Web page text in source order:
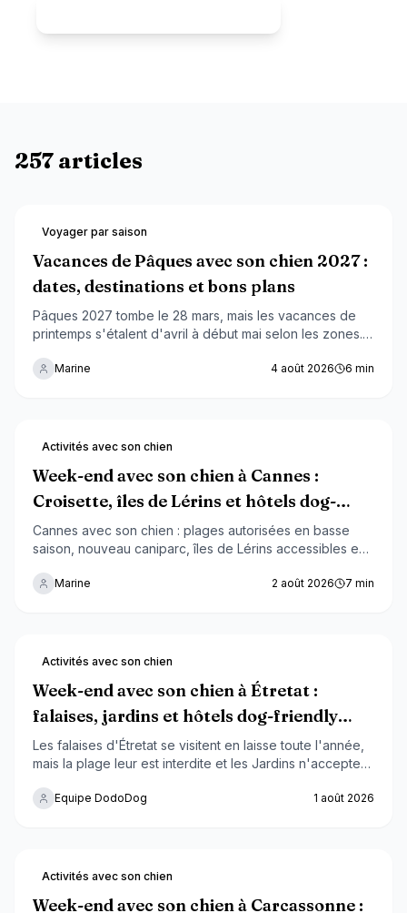
257 articles
Voyager par saison
Vacances de Pâques avec son chien 2027 :
dates, destinations et bons plans
Pâques 2027 tombe le 28 mars, mais les vacances de
printemps s'étalent d'avril à début mai selon les zones.
chocolat : le guide complet pour un week-end réussi
Marine 4 août 2026 6 min
Activités avec son chien
Week-end avec son chien à Cannes :
Croisette, îles de Lérins et hôtels dog-
friendly 2026
Cannes avec son chien : plages autorisées en basse
saison, nouveau caniparc, îles de Lérins accessibles en
week-end réussi sur la Côte d'Azur.
Marine 2 août 2026 7 min
Activités avec son chien
Week-end avec son chien à Étretat :
falaises, jardins et hôtels dog-friendly
2026
Les falaises d'Étretat se visitent en laisse toute l'année,
mais la plage leur est interdite et les Jardins n'acceptent
alternative de baignade à Antifer : le guide complet pour
Equipe DodoDog 1 août 2026
Activités avec son chien
Week-end avec son chien à Carcassonne :